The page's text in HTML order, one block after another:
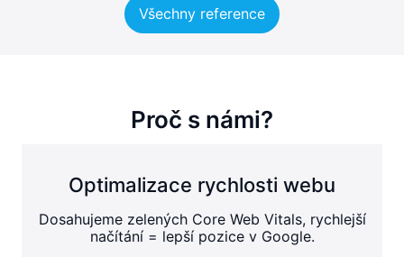
Všechny reference
Proč s námi?
Optimalizace rychlosti webu
Dosahujeme zelených Core Web Vitals, rychlejší
načítání = lepší pozice v Google.